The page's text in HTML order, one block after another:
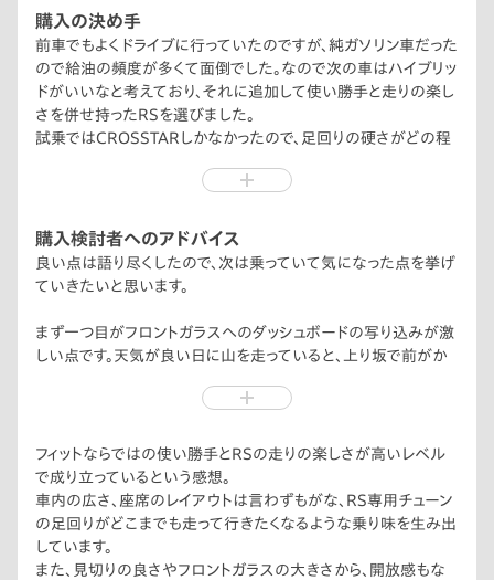
購入の決め手
前車でもよくドライブに行っていたのですが、純ガソリン車だった
ので給油の頻度が多くて面倒でした。なので次の車はハイブリッ
ドがいいなと考えており、それに追加して使い勝手と走りの楽し
さを併せ持ったRSを選びました。
試乗ではCROSSTARしかなかったので、足回りの硬さがどの程
るなと感じる足回りでした。
購入検討者へのアドバイス
良い点は語り尽くしたので、次は乗っていて気になった点を挙げ
ていきたいと思います。
まず一つ目がフロントガラスへのダッシュボードの写り込みが激
しい点です。天気が良い日に山を走っていると、上り坂で前がか
角度が近くなると現れる現象だと思うので、早朝も気をつけたほ
二つ目が夏場の運転席の暑さです。原因はよくわからないです
が、日差しがあると胸辺りが熱くなります。エアコンを自分に向け
ていないとしんどいくらいです。
三つ目は散々褒めた足回りについてです。私にはちょうど良いく
らいの硬さでしたが、人によっては硬すぎると感じるかもしれま
せん。試乗して確かめてみたほうがいいです。
フィットならではの使い勝手とRSの走りの楽しさが高いレベル
で成り立っているという感想。
車内の広さ、座席のレイアウトは言わずもがな、RS専用チューン
の足回りがどこまでも走って行きたくなるような乗り味を生み出
しています。
また、見切りの良さやフロントガラスの大きさから、開放感もな